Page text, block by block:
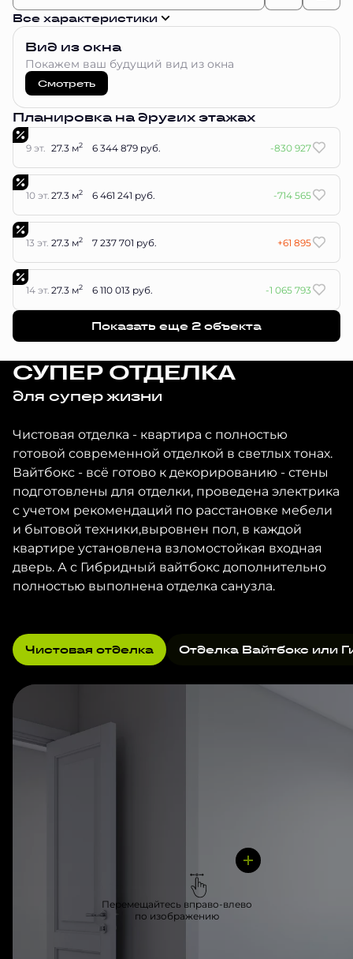
Все характеристики
Вид из окна
Покажем ваш будущий вид из окна
Смотреть
Планировка на других этажах
9 эт. 27.3 м2 6 344 879 руб. -830 927
10 эт. 27.3 м2 6 461 241 руб. -714 565
13 эт. 27.3 м2 7 237 701 руб. +61 895
14 эт. 27.3 м2 6 110 013 руб. -1 065 793
Показать еще 2 объектa
СУПЕР ОТДЕЛКА
для супер жизни
Чистовая отделка - квартира с полностью
готовой современной отделкой в светлых тонах.
Вайтбокс - всё готово к декорированию - стены
подготовлены для отделки, проведена электрика
с учетом рекомендаций по расстановке мебели
и бытовой техники,выровнен пол, в каждой
квартире установлена взломостойкая входная
дверь. А с Гибридный вайтбокс дополнительно
полностью выполнена отделка санузла.
Чистовая отделка Отделка Вайтбокс или
Перемещайтесь вправо-влево
по изображению